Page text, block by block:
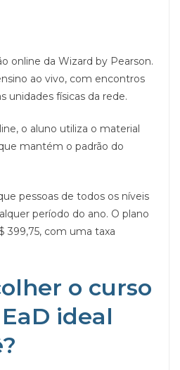
online da Wizard by Pearson.
ao vivo, com encontros
unidades físicas da rede.
o aluno utiliza o material
mantém o padrão do
pessoas de todos os níveis
período do ano. O plano
399,75, com uma taxa
o curso
ideal